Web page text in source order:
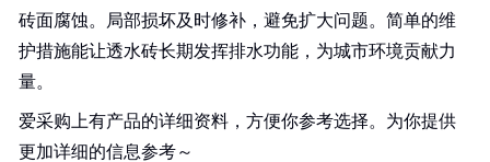
砖面腐蚀。局部损坏及时修补，避免扩大问题。简单的维
护措施能让透水砖长期发挥排水功能，为城市环境贡献力
量。
爱采购上有产品的详细资料，方便你参考选择。为你提供
更加详细的信息参考～